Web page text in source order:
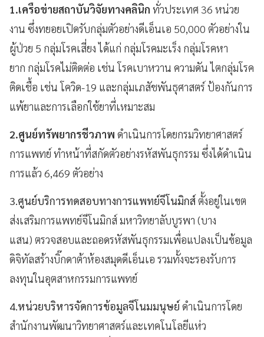
1.เครือข่ายสถาบันวิจัยทางคลินิก ทั่วประเทศ 36 หน่วย
งาน ซึ่งทยอยเปิดรับกลุ่มตัวอย่างดีเอ็นเอ 50,000 ตัวอย่างใน
ผู้ป่วย 5 กลุ่มโรคเสี่ยง ได้แก่ กลุ่มโรคมะเร็ง กลุ่มโรคหา
ยาก กลุ่มโรคไม่ติดต่อ เช่น โรคเบาหวาน ความดัน ไตกลุ่มโรค
ติดเชื้อ เช่น โควิด-19 และกลุ่มเภสัชพันธุศาสตร์ ป้องกันการ
แพ้ยาและการเลือกใช้ยาที่เหมาะสม
2.ศูนย์ทรัพยากรชีวภาพ ดำเนินการโดยกรมวิทยาศาสตร์
การแพทย์ ทำหน้าที่สกัดตัวอย่างรหัสพันธุกรรม ซึ่งได้ดำเนิน
การแล้ว 6,469 ตัวอย่าง
3.ศูนย์บริการทดสอบทางการแพทย์จีโนมิกส์ตั้งอยู่ในเขต
ส่งเสริมการแพทย์จีโนมิกส์ มหาวิทยาลับบูรพา (บาง
แสน) ตรวจสอบและถอดรหัสพันธุกรรมเพื่อแปลงเป็นข้อมูล
ดิจิทัลสร้างบิ๊กดาต้าห้องสมุดดีเอ็นเอ รวมทั้งจะรองรับการ
ลงทุนในอุตสาหกรรมการแพทย์
4.หน่วยบริหารจัดการข้อมูลจีโนมมนุษย์ ดำเนินการโดย
สำนักงานพัฒนาวิทยาศาสตร์และเทคโนโลยีแห่ว